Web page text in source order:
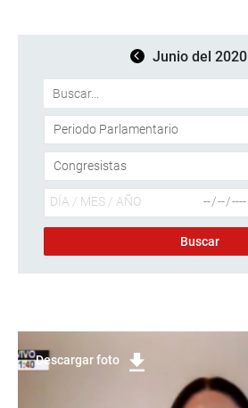
Junio del 2020
Descargar foto